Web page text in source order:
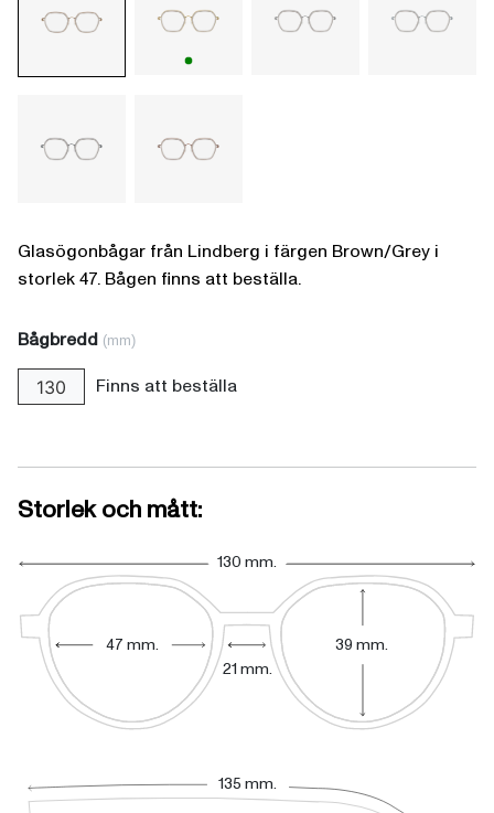
Glasögonbågar från Lindberg i färgen Brown/Grey i
storlek 47. Bågen finns att beställa.
Bågbredd (mm)
130 Finns att beställa
Storlek och mått:
21 mm.
47 mm. 39 mm.
130 mm.
135 mm.